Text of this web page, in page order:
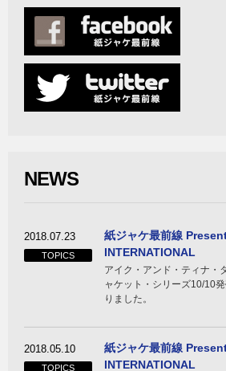
NEWS
2018.07.23
TOPICS
紙ジャケ最前線
INTERNATIONAL
アイク・アンド・ティナ・
ャケット・シリーズ10/10
りました。
2018.05.10
TOPICS
紙ジャケ最前線
INTERNATIONAL